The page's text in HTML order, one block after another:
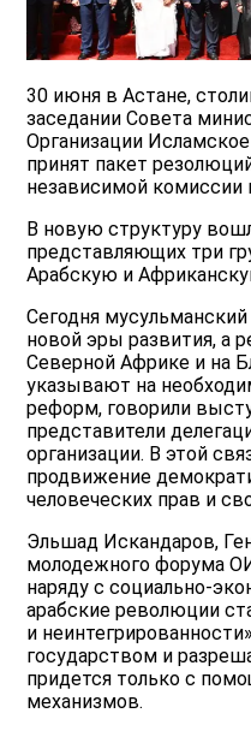
30 июня в Астане,
заседании Совета
Организации
принят пакет
независимой комиссии
В новую структуру
представляющих три
Арабскую и
Сегодня
новой эры развития, а
Северной Африке и на
указывают на
реформ, говорили
представители
организации. В этой
продвижение
человеческих прав и
Эльшад Искандаров,
молодежного форума
наряду с социально-
арабские революции
и
государством и
придется только с
механизмов.